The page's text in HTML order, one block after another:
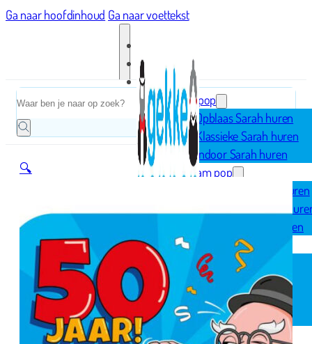
Ga naar hoofdinhoud Ga naar voettekst
Home
Sarah pop
Opblaas Sarah huren
Klassieke Sarah huren
Indoor Sarah huren
Abraham pop
Opblaas Abraham huren
Klassieke Abraham
Indoor Abraham huren
Geboorte
Opblaasfiguren
Geboorteborden
Ooievaar op nest
Spandoek geboorte
Huwelijk
Zoeken
🔍